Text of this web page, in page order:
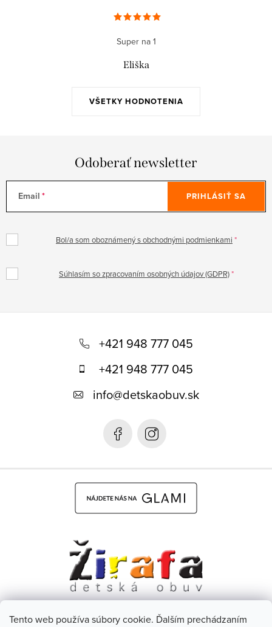
Tento web používa súbory cookie. Ďalším prechádzaním
VŠETKY HODNOTENIA
Super na 1
Eliška
Odoberať newsletter
Email
Bol/a som oboznámený s obchodnými podmienkami
Súhlasím so zpracovaním osobných údajov (GDPR)
PRIHLÁSIŤ SA
+421 948 777 045
+421 948 777 045
info@detskaobuv.sk